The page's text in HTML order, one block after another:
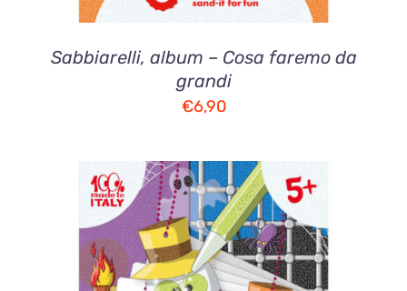
Sabbiarelli, album – Cosa faremo da
grandi
€6,90